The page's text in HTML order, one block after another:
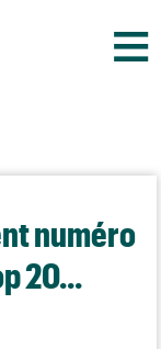
≡
numéro
20...